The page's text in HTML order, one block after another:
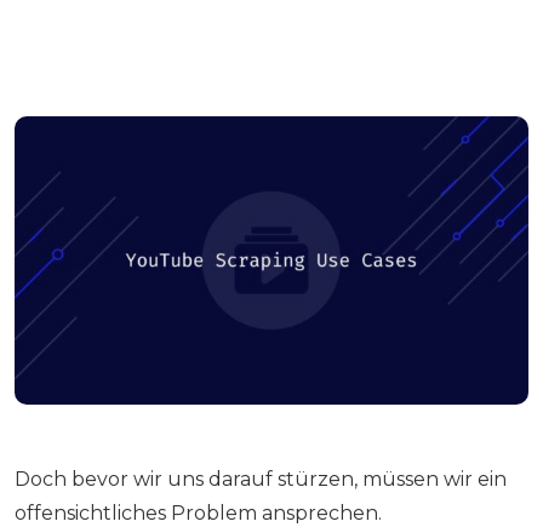
Doch bevor wir uns darauf stürzen, müssen wir ein
offensichtliches Problem ansprechen.